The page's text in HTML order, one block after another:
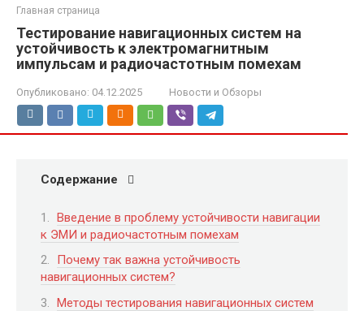
Главная страница
Тестирование навигационных систем на
устойчивость к электромагнитным
импульсам и радиочастотным помехам
Опубликовано: 04.12.2025 Новости и Обзоры
Содержание
Введение в проблему устойчивости навигации
к ЭМИ и радиочастотным помехам
Почему так важна устойчивость
навигационных систем?
Методы тестирования навигационных систем